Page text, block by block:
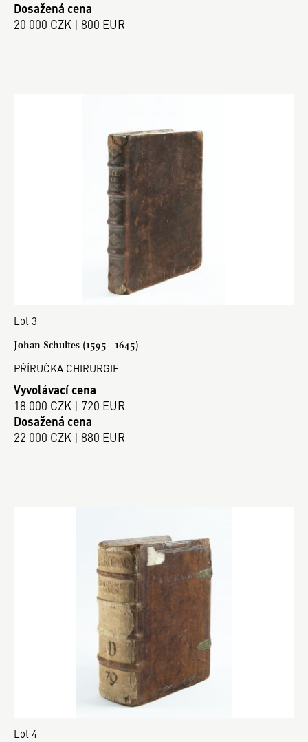
Dosažená cena
20 000 CZK | 800 EUR
Lot 3
Johan Schultes (1595 - 1645)
PŘÍRUČKA CHIRURGIE
Vyvolávací cena
18 000 CZK | 720 EUR
Dosažená cena
22 000 CZK | 880 EUR
Lot 4